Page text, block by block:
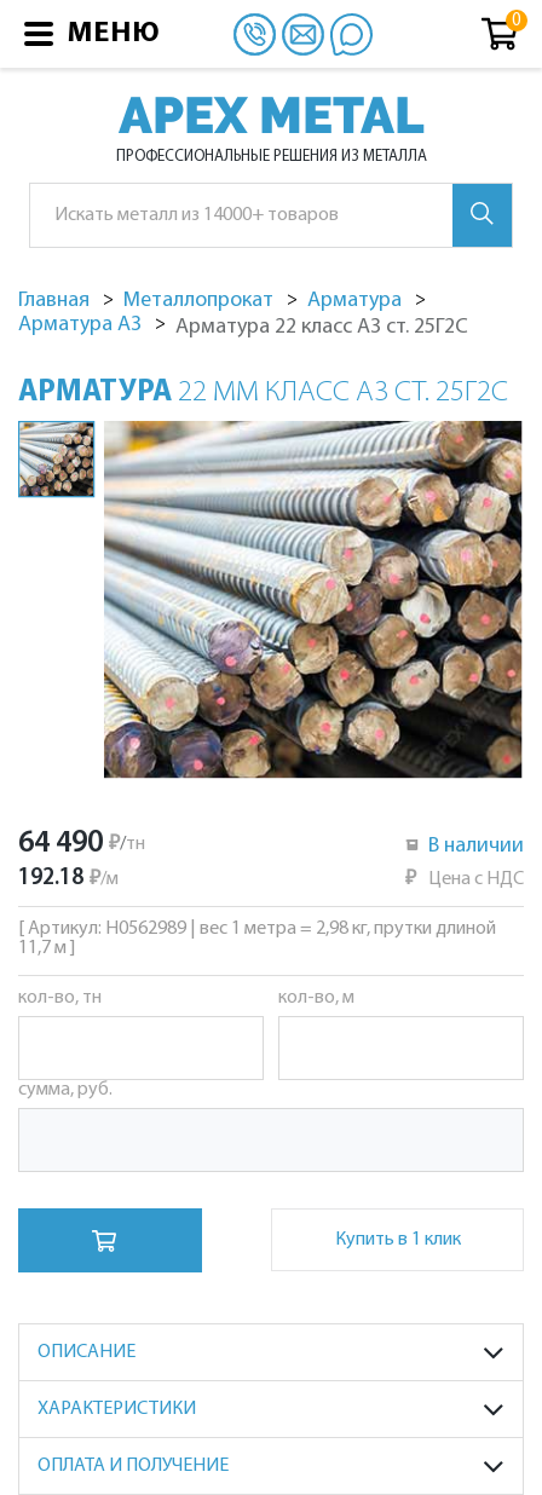
APEX METAL
ПРОФЕССИОНАЛЬНЫЕ РЕШЕНИЯ ИЗ МЕТАЛЛА
Главная Металлопрокат
Арматура
Арматура А3
Арматура 22 класс А3 ст. 25Г2С
АРМАТУРА 22 ММ КЛАСС А3 СТ. 25Г2С
64 490 ₽/тн
192.18 ₽/м
В наличии
₽ Цена с НДС
[ Артикул: Н0562989 | вес 1 метра = 2,98 кг, прутки длиной
11,7 м ]
кол-во, тн кол-во, м
сумма, руб.
Купить в 1 клик
ОПИСАНИЕ
ХАРАКТЕРИСТИКИ
ОПЛАТА И ПОЛУЧЕНИЕ
МЕНЮ